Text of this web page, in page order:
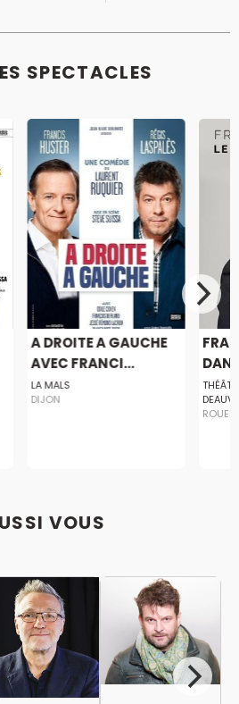
SPECTACLES
A DROITE A GAUCHE
AVEC FRANCI...
LA MALS
DIJON
ROUEN
VOUS